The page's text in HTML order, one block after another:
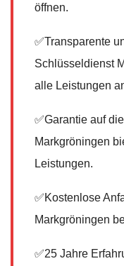
öffnen.
✅Transparente
Schlüsseldienst
alle Leistungen
✅Garantie auf
Markgröningen
Leistungen.
✅Kostenlose
Markgröningen
✅25 Jahre